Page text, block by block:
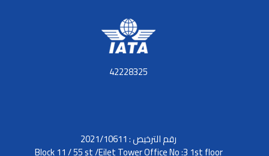
42228325
رقم الترخيص : 2021/10611
Block 11 / 55 st /Eilet Tower Office No :3 1st floor